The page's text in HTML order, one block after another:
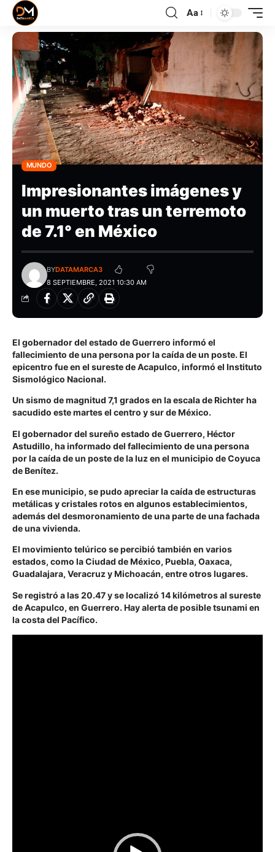
Aa
MUNDO
Impresionantes imágenes y
un muerto tras un terremoto
de 7.1° en México
8 SEPTIEMBRE, 2021 10:30 AM
BYDATAMARCA3
El gobernador del estado de Guerrero informó el
fallecimiento de una persona por la caída de un poste. El
epicentro fue en el sureste de Acapulco, informó el Instituto
Sismológico Nacional.
Un sismo de magnitud 7,1 grados en la escala de Richter ha
sacudido este martes el centro y sur de México.
El gobernador del sureño estado de Guerrero, Héctor
Astudillo, ha informado del fallecimiento de una persona
por la caída de un poste de la luz en el municipio de Coyuca
de Benítez.
En ese municipio, se pudo apreciar la caída de estructuras
metálicas y cristales rotos en algunos establecimientos,
además del desmoronamiento de una parte de una fachada
de una vivienda.
El movimiento telúrico se percibió también en varios
estados, como la Ciudad de México, Puebla, Oaxaca,
Guadalajara, Veracruz y Michoacán, entre otros lugares.
Se registró a las 20.47 y se localizó 14 kilómetros al sureste
de Acapulco, en Guerrero. Hay alerta de posible tsunami en
la costa del Pacífico.